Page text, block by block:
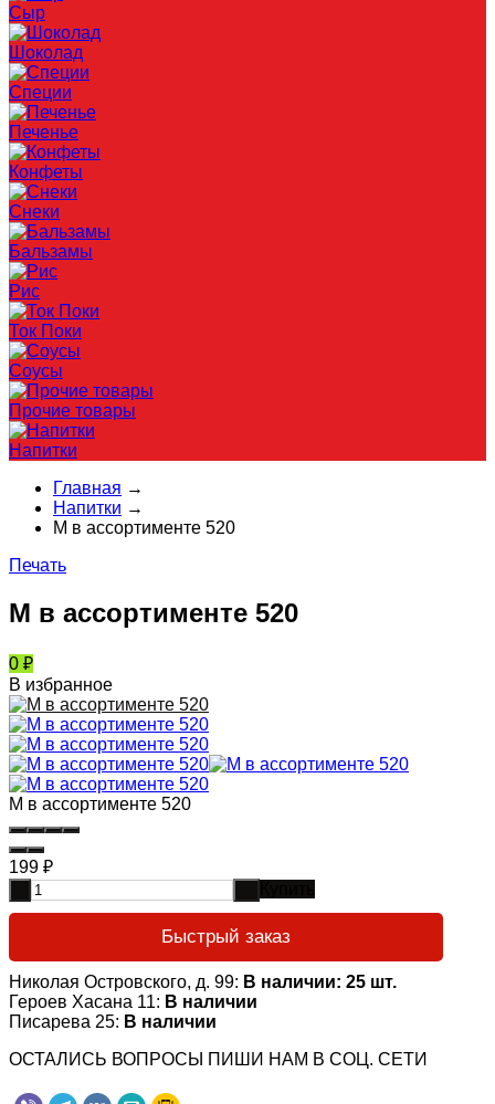
Сыр
Шоколад
Специи
Печенье
Конфеты
Снеки
Бальзамы
Рис
Ток Поки
Соусы
Прочие товары
Напитки
Главная →
Напитки →
М в ассортименте 520
Печать
М в ассортименте 520
0 ₽
В избранное
М в ассортименте 520
199 ₽
Быстрый заказ
Николая Островского, д. 99: В наличии: 25 шт.
Героев Хасана 11: В наличии
Писарева 25: В наличии
ОСТАЛИСЬ ВОПРОСЫ ПИШИ НАМ В СОЦ. СЕТИ